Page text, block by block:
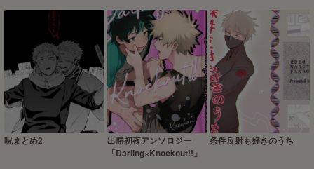
呪まとめ2
出勝初夜アンソロジー
「Darling×Knockout!!」
条件反射も好きのうち